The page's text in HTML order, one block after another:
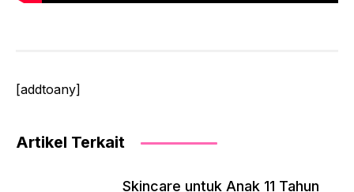
[addtoany]
Artikel Terkait
Skincare untuk Anak 11 Tahun